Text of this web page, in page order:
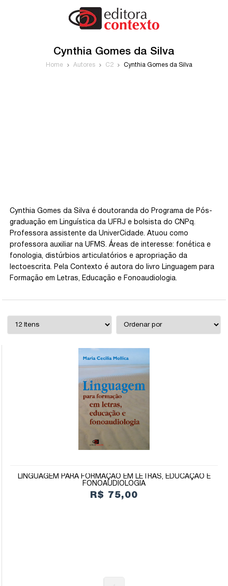
Cynthia Gomes da Silva
Home Autores C2 Cynthia Gomes da Silva
Cynthia Gomes da Silva é doutoranda do Programa de Pós-
graduação em Linguística da UFRJ e bolsista do CNPq.
Professora assistente da UniverCidade. Atuou como
professora auxiliar na UFMS. Áreas de interesse: fonética e
fonologia, distúrbios articulatórios e apropriação da
lectoescrita. Pela Contexto é autora do livro Linguagem para
Formação em Letras, Educação e Fonoaudiologia.
LINGUAGEM PARA FORMAÇÃO EM LETRAS, EDUCAÇÃO E
FONOAUDIOLOGIA
R$ 75,00